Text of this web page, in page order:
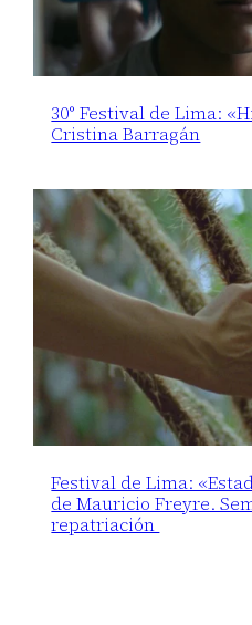
30° Festival de Lima:
Cristina Barragán
Festival de Lima:
de Mauricio Freyre.
repatriación